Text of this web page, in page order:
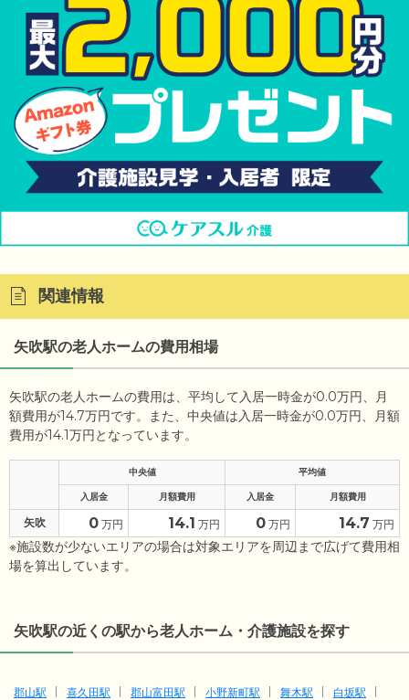
関連情報
矢吹駅の老人ホームの費用相場
矢吹駅の老人ホームの費用は、平均して入居一時金が0.0万円、月
額費用が14.7万円です。また、中央値は入居一時金が0.0万円、月額
費用が14.1万円となっています。
中央値 平均値
入居金 月額費用 入居金 月額費用
矢吹 0 万円 14.1 万円 0 万円 14.7 万円
※施設数が少ないエリアの場合は対象エリアを周辺まで広げて費用相
場を算出しています。
矢吹駅の近くの駅から老人ホーム・介護施設を探す
郡山駅 喜久田駅 郡山富田駅 小野新町駅 舞木駅
白坂駅